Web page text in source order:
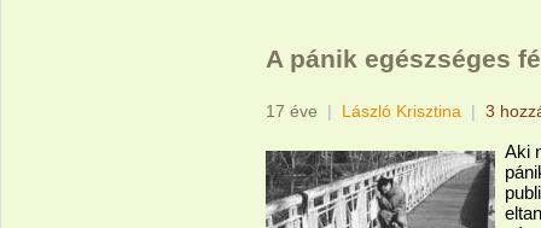
A pánik egészséges
17 éve | László Krisztina | 3
Aki